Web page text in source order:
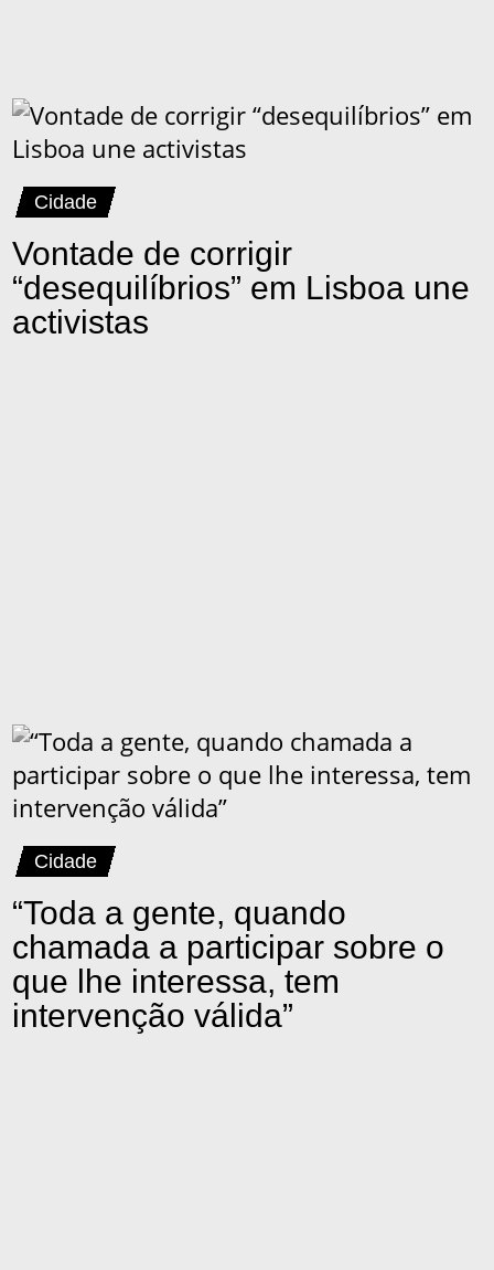
Vontade de corrigir
“desequilíbrios” em Lisboa une
activistas
Cidade
“Toda a gente, quando
chamada a participar sobre o
que lhe interessa, tem
intervenção válida”
Cidade